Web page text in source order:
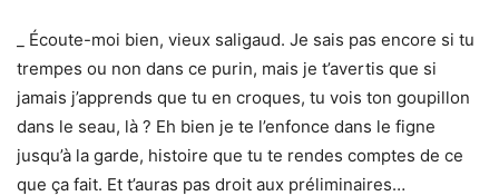
_ Écoute-moi bien, vieux saligaud. Je sais pas encore si tu
trempes ou non dans ce purin, mais je t’avertis que si
jamais j’apprends que tu en croques, tu vois ton goupillon
dans le seau, là ? Eh bien je te l’enfonce dans le figne
jusqu’à la garde, histoire que tu te rendes comptes de ce
que ça fait. Et t’auras pas droit aux préliminaires…